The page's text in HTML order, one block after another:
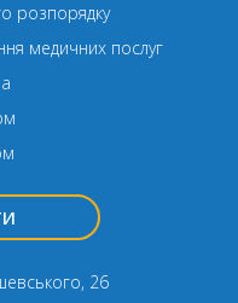
розпорядку
медичних послуг
26